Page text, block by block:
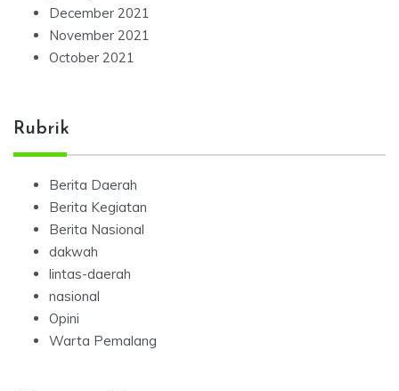
December 2021
November 2021
October 2021
Rubrik
Berita Daerah
Berita Kegiatan
Berita Nasional
dakwah
lintas-daerah
nasional
Opini
Warta Pemalang